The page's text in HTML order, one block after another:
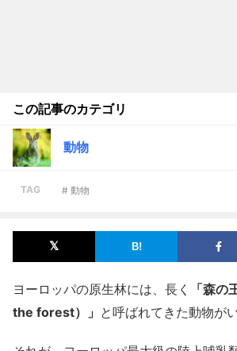
この記事のカテゴリ
動物
TAG # 動物
ヨーロッパの原生林には、長く
「森
the forest）」 と呼ばれてきた動物がい